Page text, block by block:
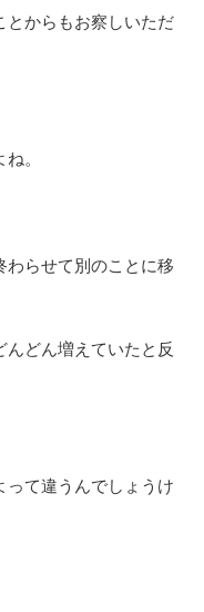
とからもお察しいただ
。
わらせて別のことに移
どん増えていたと反
って違うんでしょうけ